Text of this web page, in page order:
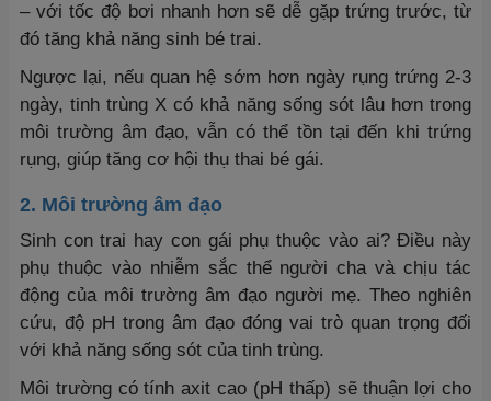
– với tốc độ bơi nhanh hơn sẽ dễ gặp trứng trước, từ
đó tăng khả năng sinh bé trai.
Ngược lại, nếu quan hệ sớm hơn ngày rụng trứng 2-3
ngày, tinh trùng X có khả năng sống sót lâu hơn trong
môi trường âm đạo, vẫn có thể tồn tại đến khi trứng
rụng, giúp tăng cơ hội thụ thai bé gái.
2. Môi trường âm đạo
Sinh con trai hay con gái phụ thuộc vào ai? Điều này
phụ thuộc vào nhiễm sắc thể người cha và chịu tác
động của môi trường âm đạo người mẹ. Theo nghiên
cứu, độ pH trong âm đạo đóng vai trò quan trọng đối
với khả năng sống sót của tinh trùng.
Môi trường có tính axit cao (pH thấp) sẽ thuận lợi cho